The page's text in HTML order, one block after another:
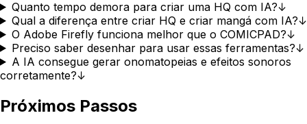
Quanto tempo demora para criar uma HQ com IA?↓
Qual a diferença entre criar HQ e criar mangá com IA?↓
O Adobe Firefly funciona melhor que o COMICPAD?↓
Preciso saber desenhar para usar essas ferramentas?↓
A IA consegue gerar onomatopeias e efeitos sonoros
corretamente?↓
Próximos Passos